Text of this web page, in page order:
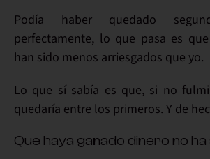
Podía haber quedado
perfectamente, lo que pasa es
han sido menos arriesgados que yo.
Lo que sí sabía es que, si no
quedaría entre los primeros. Y de
Que haya ganado dinero no